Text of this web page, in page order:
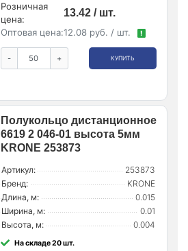
Розничная
цена:
13.42 / шт.
Оптовая цена:12.08 руб. / шт. !
- + КУПИТЬ
Полукольцо дистанционное
6619 2 046-01 высота 5мм
KRONE 253873
Артикул:
253873
Бренд:
KRONE
Длина, м:
0.015
Ширина, м:
0.01
Высота, м:
0.004
На складе 20 шт.